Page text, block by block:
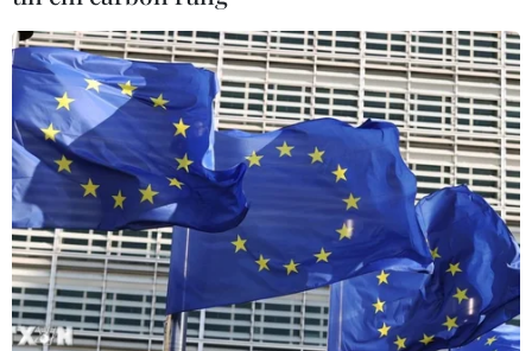
Thương mại Việt Nam-Australia
hướng tới những động lực tăng
trưởng mới
08/08/2026 03:29
Nghệ An: OCOP đã có thương hiệu,
vì sao nông sản vẫn lo đầu ra?
08/08/2026 03:28